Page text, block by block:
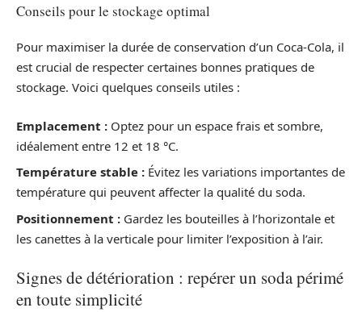
Conseils pour le stockage optimal
Pour maximiser la durée de conservation d’un Coca-Cola, il
est crucial de respecter certaines bonnes pratiques de
stockage. Voici quelques conseils utiles :
Emplacement : Optez pour un espace frais et sombre,
idéalement entre 12 et 18 °C.
Température stable : Évitez les variations importantes de
température qui peuvent affecter la qualité du soda.
Positionnement : Gardez les bouteilles à l’horizontale et
les canettes à la verticale pour limiter l’exposition à l’air.
Signes de détérioration : repérer un soda périmé
en toute simplicité